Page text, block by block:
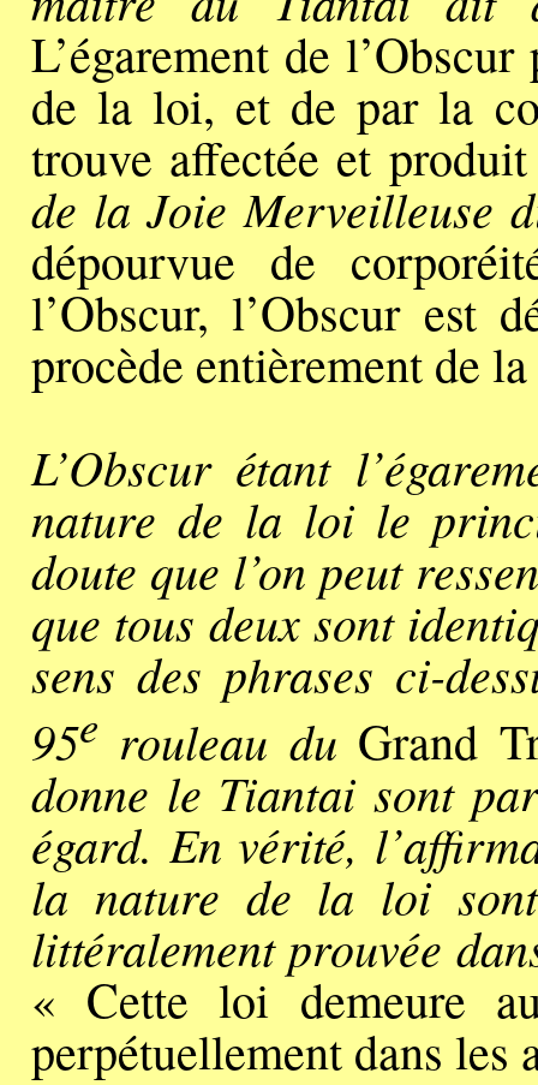
L’égarement de
de la loi, et de par la
trouve affectée et
de la Joie Merveilleuse
dépourvue de
l’Obscur, l’Obscur est
procède entièrement de
L’Obscur étant
nature de la loi le
doute que l’on peut
que tous deux sont
sens des phrases ci-
95e rouleau du Grand
donne le Tiantai sont
égard. En vérité,
la nature de la loi
littéralement prouvée
« Cette loi demeure
perpétuellement dans les